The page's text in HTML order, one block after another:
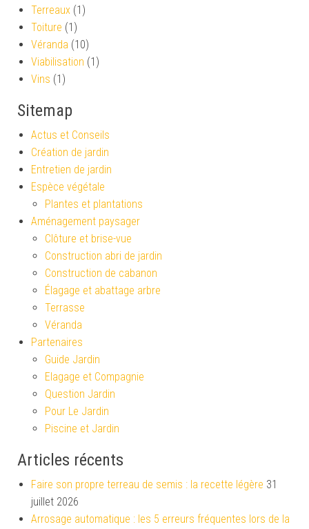
Terreaux (1)
Toiture (1)
Véranda (10)
Viabilisation (1)
Vins (1)
Sitemap
Actus et Conseils
Création de jardin
Entretien de jardin
Espèce végétale
Plantes et plantations
Aménagement paysager
Clôture et brise-vue
Construction abri de jardin
Construction de cabanon
Élagage et abattage arbre
Terrasse
Véranda
Partenaires
Guide Jardin
Elagage et Compagnie
Question Jardin
Pour Le Jardin
Piscine et Jardin
Articles récents
Faire son propre terreau de semis : la recette légère 31
juillet 2026
Arrosage automatique : les 5 erreurs fréquentes lors de la